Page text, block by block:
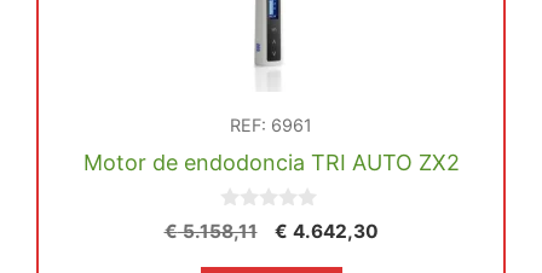
REF: 6961
Motor de endodoncia TRI AUTO ZX2
0
d
€5.158,11
El
€ 4.642,30El